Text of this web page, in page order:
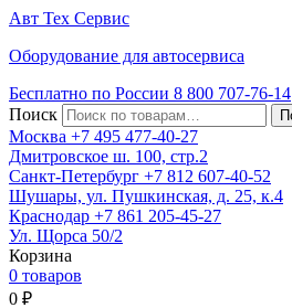
Авт Тех Сервис
Оборудование для автосервиса
Бесплатно по России 8 800 707-76-14
Поиск
Москва +7 495 477-40-27
Дмитровское ш. 100, стр.2
Санкт-Петербург +7 812 607-40-52
Шушары, ул. Пушкинская, д. 25, к.4
Краснодар +7 861 205-45-27
Ул. Щорса 50/2
Корзина
0 товаров
0 ₽